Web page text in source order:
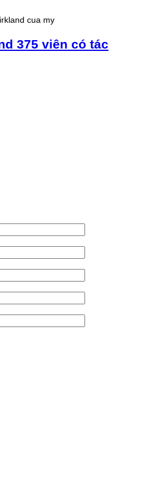
cua my
375 viên có tác